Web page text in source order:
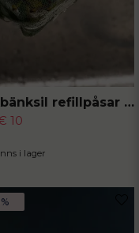
Diskbänksil refillpåsar 50-pack
10
i lager